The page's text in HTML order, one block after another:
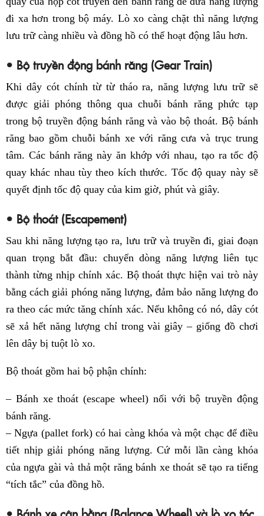
đi xa hơn trong bộ máy. Lò xo càng chặt thì năng lượng
lưu trữ càng nhiều và đồng hồ có thể hoạt động lâu hơn.
• Bộ truyền động bánh răng (Gear Train)
Khi dây cót chính từ từ tháo ra, năng lượng lưu trữ sẽ
được giải phóng thông qua chuỗi bánh răng phức tạp
trong bộ truyền động bánh răng và vào bộ thoát. Bộ bánh
răng bao gồm chuỗi bánh xe với răng cưa và trục trung
tâm. Các bánh răng này ăn khớp với nhau, tạo ra tốc độ
quay khác nhau tùy theo kích thước. Tốc độ quay này sẽ
quyết định tốc độ quay của kim giờ, phút và giây.
• Bộ thoát (Escapement)
Sau khi năng lượng tạo ra, lưu trữ và truyền đi, giai đoạn
quan trọng bắt đầu: chuyển dòng năng lượng liên tục
thành từng nhịp chính xác. Bộ thoát thực hiện vai trò này
bằng cách giải phóng năng lượng, đảm bảo năng lượng đo
ra theo các mức tăng chính xác. Nếu không có nó, dây cót
sẽ xả hết năng lượng chỉ trong vài giây – giống đồ chơi
lên dây bị tuột lò xo.
Bộ thoát gồm hai bộ phận chính:
– Bánh xe thoát (escape wheel) nối với bộ truyền động
bánh răng.
– Ngựa (pallet fork) có hai càng khóa và một chạc để điều
tiết nhịp giải phóng năng lượng. Cứ mỗi lần càng khóa
của ngựa gài và thả một răng bánh xe thoát sẽ tạo ra tiếng
“tích tắc” của đồng hồ.